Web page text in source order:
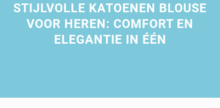
STIJLVOLLE KATOENEN BLOUSE
VOOR HEREN: COMFORT EN
ELEGANTIE IN ÉÉN